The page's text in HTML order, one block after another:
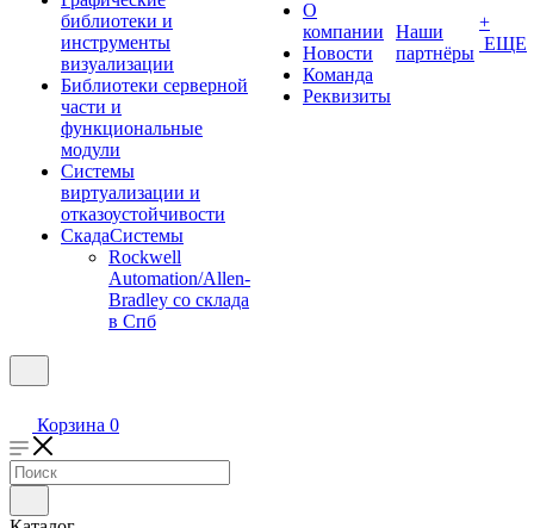
библиотеки и
инструменты
визуализации
Библиотеки серверной
части и
функциональные
модули
Системы
виртуализации и
отказоустойчивости
СкадаСистемы
Rockwell
Automation/Allen-
Bradley со склада
в Спб
О
компании
Новости
Команда
Реквизиты
Наши
партнёры
+
ЕЩЕ
Корзина 0